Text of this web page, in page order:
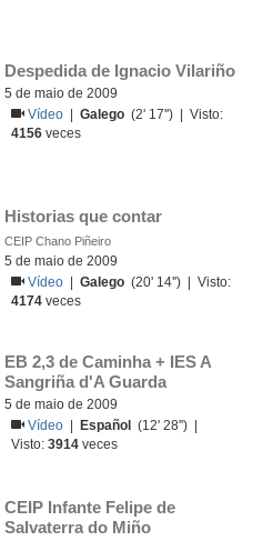
Despedida de Ignacio Vilariño
5 de maio de 2009
Vídeo
|Galego (2' 17'') | Visto:
4156 veces
Historias que contar
CEIP Chano Piñeiro
5 de maio de 2009
Vídeo
|Galego (20' 14'') | Visto:
4174 veces
EB 2,3 de Caminha + IES A
Sangriña d'A Guarda
5 de maio de 2009
Vídeo
Español
(12' 28'') |
Visto:3914 veces
CEIP Infante Felipe de
Salvaterra do Miño